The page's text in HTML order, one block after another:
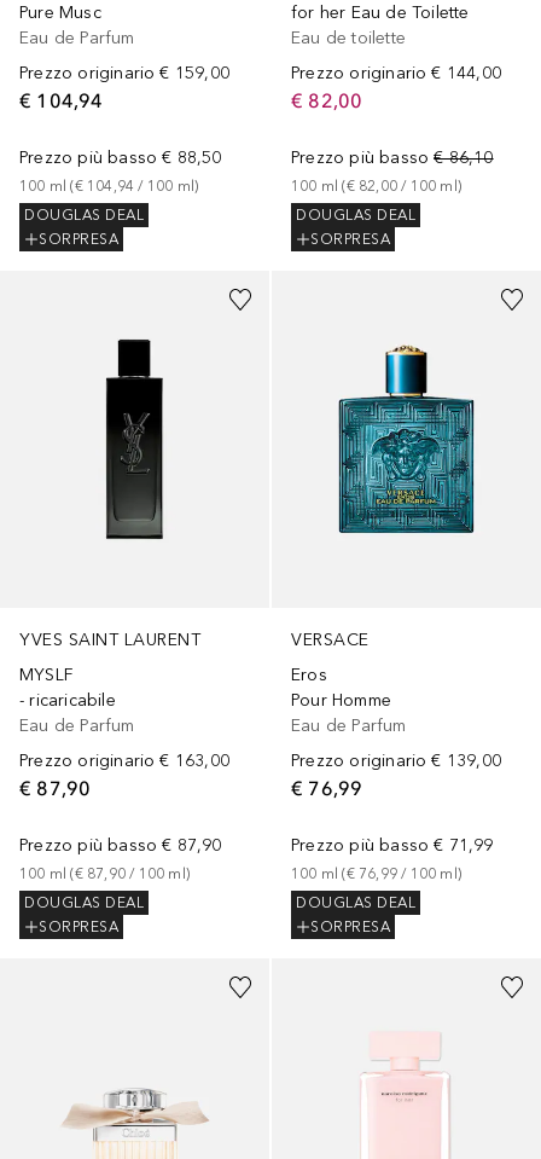
Pure Musc
Eau de Parfum
Prezzo originario € 159,00
€ 104,94
Prezzo più basso € 88,50
100 ml (€ 104,94 / 100 ml)
DOUGLAS DEAL
SORPRESA
for her Eau de Toilette
Eau de toilette
Prezzo originario € 144,00
€ 82,00
Prezzo più basso € 86,10
100 ml (€ 82,00 / 100 ml )
DOUGLAS DEAL
SORPRESA
YVES SAINT LAURENT
MYSLF
- ricaricabile
Eau de Parfum
Prezzo originario € 163,00
€ 87,90
Prezzo più basso € 87,90
100 ml (€ 87,90 / 100 ml)
DOUGLAS DEAL
SORPRESA
VERSACE
Eros
Pour Homme
Eau de Parfum
Prezzo originario € 139,00
€ 76,99
Prezzo più basso € 71,99
100 ml (€ 76,99 / 100 ml)
DOUGLAS DEAL
SORPRESA